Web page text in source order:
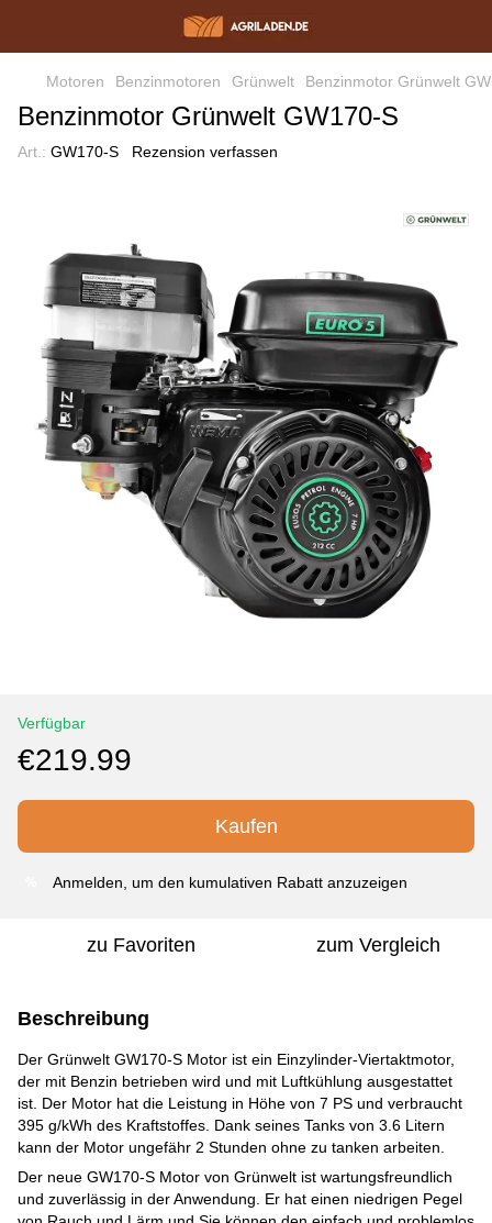
Motoren Benzinmotoren Grünwelt Benzinmotor Grünwelt
Benzinmotor Grünwelt GW170-S
Art.: GW170-S Rezension verfassen
Verfügbar
€219.99
Kaufen
Anmelden , um den kumulativen Rabatt anzuzeigen
zu Favoriten zum Vergleich
Beschreibung
Der Grünwelt GW170-S Motor ist ein Einzylinder-Viertaktmotor,
der mit Benzin betrieben wird und mit Luftkühlung ausgestattet
ist. Der Motor hat die Leistung in Höhe von 7 PS und verbraucht
395 g/kWh des Kraftstoffes. Dank seines Tanks von 3.6 Litern
kann der Motor ungefähr 2 Stunden ohne zu tanken arbeiten.
Der neue GW170-S Motor von Grünwelt ist wartungsfreundlich
und zuverlässig in der Anwendung. Er hat einen niedrigen Pegel